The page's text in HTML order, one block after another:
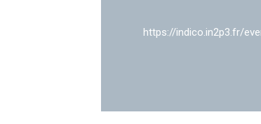
https://indico.in2p3.fr/